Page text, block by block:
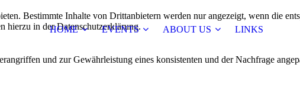
HOME EVENTS ABOUT US LINKS
Bestimmte Inhalte von Drittanbietern werden nur angezeigt, wenn die
hierzu in der Datenschutzerklärung.
und zur Gewährleistung eines konsistenten und der Nachfrage